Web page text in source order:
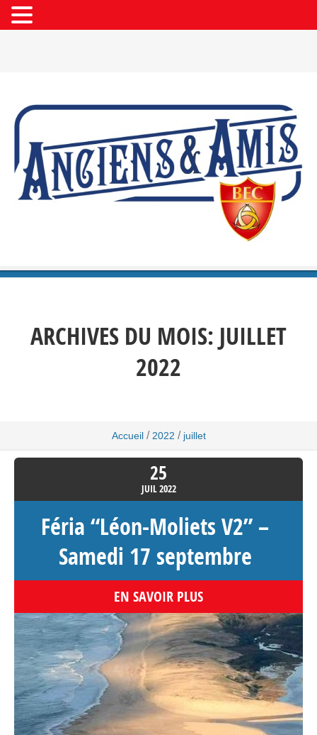
ARCHIVES DU MOIS: JUILLET
2022
Accueil / 2022 / juillet
25
JUIL2022
Féria “Léon-Moliets V2” –
Samedi 17 septembre
EN SAVOIR PLUS